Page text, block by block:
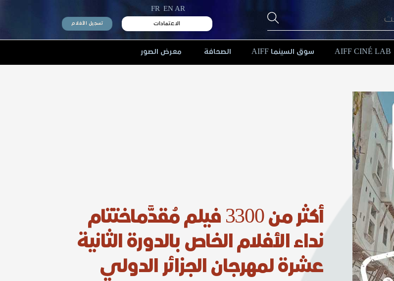
AR
EN
FR
الاعتمادات تسجيل الأفلام
AIFF CINÉ LAB سوق السينما AIFF الصحافة معرض الصور
أكثر من 3300 فيلم مُقدَّماختتام
نداء الأفلام الخاص بالدورة الثانية
عشرة لمهرجان الجزائر الدولي